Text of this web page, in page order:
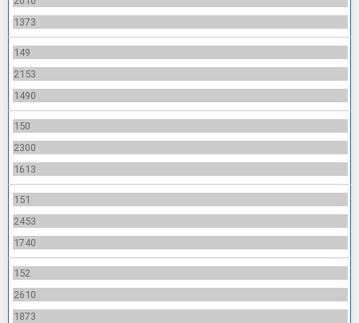
1373
149
2153
1490
150
2300
1613
151
2453
1740
152
2610
1873